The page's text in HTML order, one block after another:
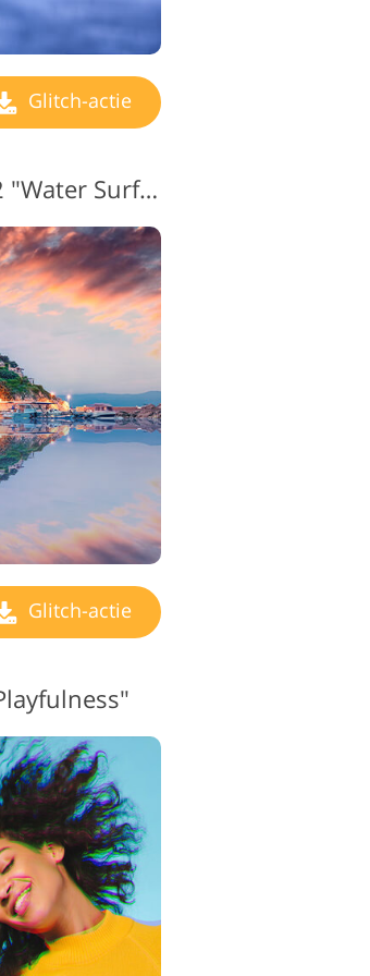
Glitch-actie
Glitch Art Photoshop-actie #12 "Water Surface"
Glitch-actie